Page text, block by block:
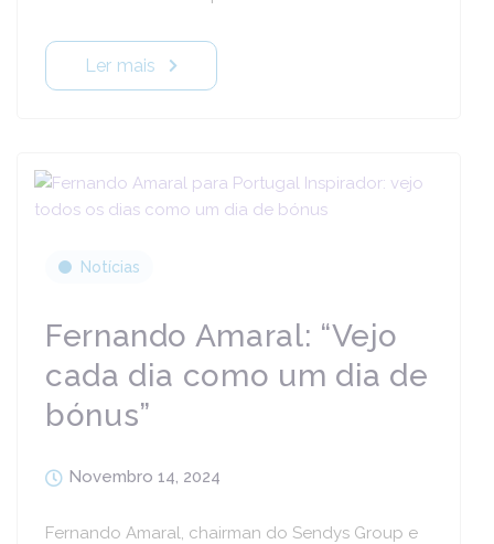
Ler mais
Notícias
Fernando Amaral: “Vejo
cada dia como um dia de
bónus”
Novembro 14, 2024
Fernando Amaral, chairman do Sendys Group e